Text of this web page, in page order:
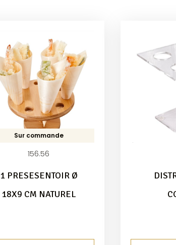
Sur commande
156.56
1 PRESESENTOIR Ø
18X9 CM NATUREL